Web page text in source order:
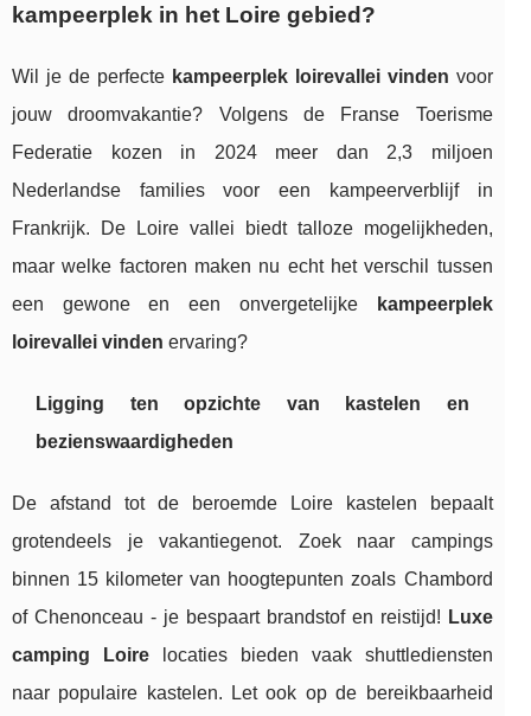
kampeerplek in het Loire gebied?
Wil je de perfecte kampeerplek loirevallei vinden voor
jouw droomvakantie? Volgens de Franse Toerisme
Federatie kozen in 2024 meer dan 2,3 miljoen
Nederlandse families voor een kampeerverblijf in
Frankrijk. De Loire vallei biedt talloze mogelijkheden,
maar welke factoren maken nu echt het verschil tussen
een gewone en een onvergetelijke
kampeerplek
loirevallei vinden ervaring?
Ligging ten opzichte van kastelen en
bezienswaardigheden
De afstand tot de beroemde Loire kastelen bepaalt
grotendeels je vakantiegenot. Zoek naar campings
binnen 15 kilometer van hoogtepunten zoals Chambord
of Chenonceau - je bespaart brandstof en reistijd! Luxe
camping Loirelocaties bieden vaak shuttlediensten
naar populaire kastelen. Let ook op de bereikbaarheid